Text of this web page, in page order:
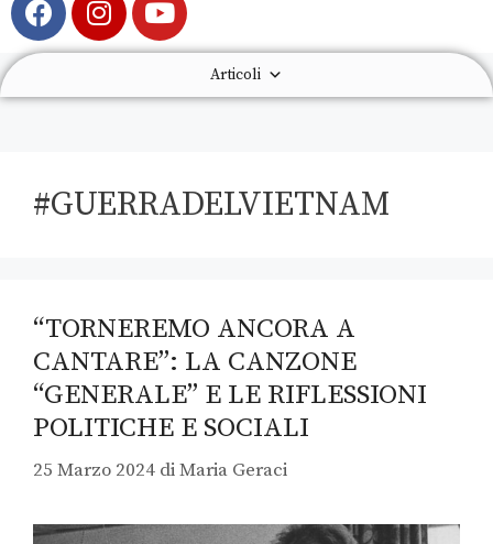
Articoli
#GUERRADELVIETNAM
“TORNEREMO ANCORA A
CANTARE”: LA CANZONE
“GENERALE” E LE RIFLESSIONI
POLITICHE E SOCIALI
25 Marzo 2024 diMaria Geraci